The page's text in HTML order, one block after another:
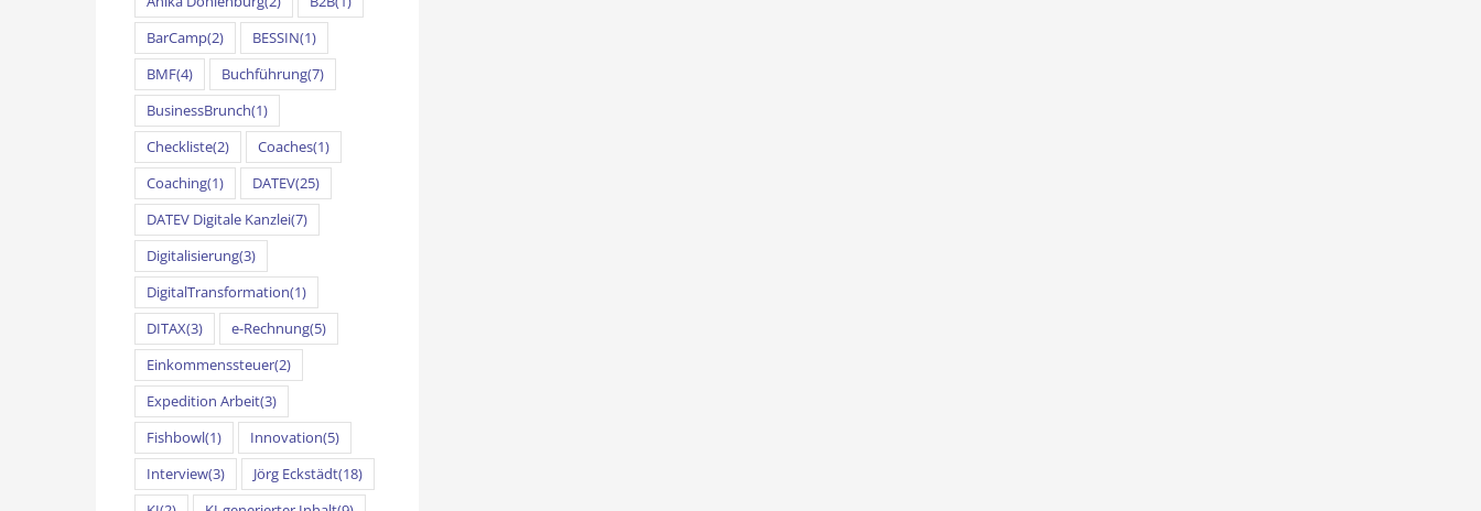
BarCamp(2) BESSIN(1)
BMF(4) Buchführung(7)
BusinessBrunch(1)
Checkliste(2) Coaches(1)
Coaching(1) DATEV(25)
DATEV Digitale Kanzlei(7)
Digitalisierung(3)
DigitalTransformation(1)
DITAX(3) e-Rechnung(5)
Einkommenssteuer(2)
Expedition Arbeit(3)
Fishbowl(1) Innovation(5)
Interview(3) Jörg Eckstädt(18)